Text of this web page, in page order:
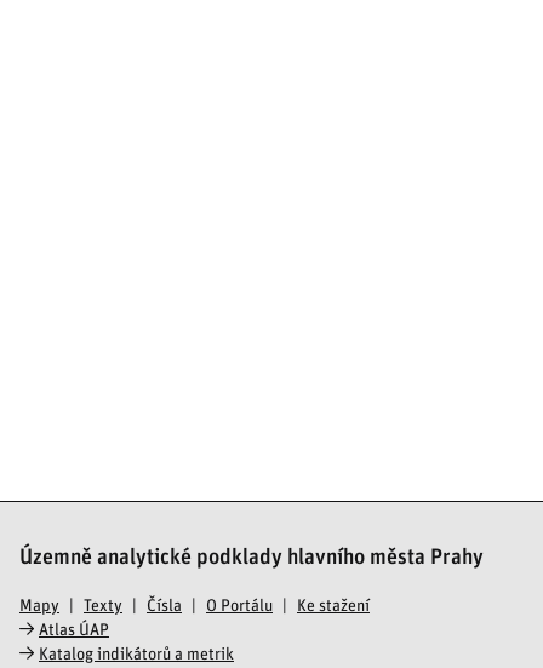
Územně analytické podklady hlavního města Prahy
Mapy Texty Čísla O Portálu
Ke stažení
Atlas ÚAP
Katalog indikátorů a metrik